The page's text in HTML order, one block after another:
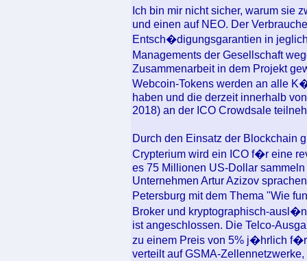
Ich bin mir nicht sicher, warum sie
und einen auf NEO. Der
Entsch�digungsgarantien in
Managements der Gesellschaft
Zusammenarbeit in dem Projekt
Webcoin-Tokens werden an alle
haben und die derzeit innerhalb
2018) an der ICO Crowdsale
Durch den Einsatz der Blockchain
Crypterium wird ein ICO f�r eine
es 75 Millionen US-Dollar
Unternehmen Artur Azizov
Petersburg mit dem Thema "Wie
Broker und kryptographisch-
ist angeschlossen. Die Telco-
zu einem Preis von 5% j�hrlich f�r
verteilt auf GSMA-